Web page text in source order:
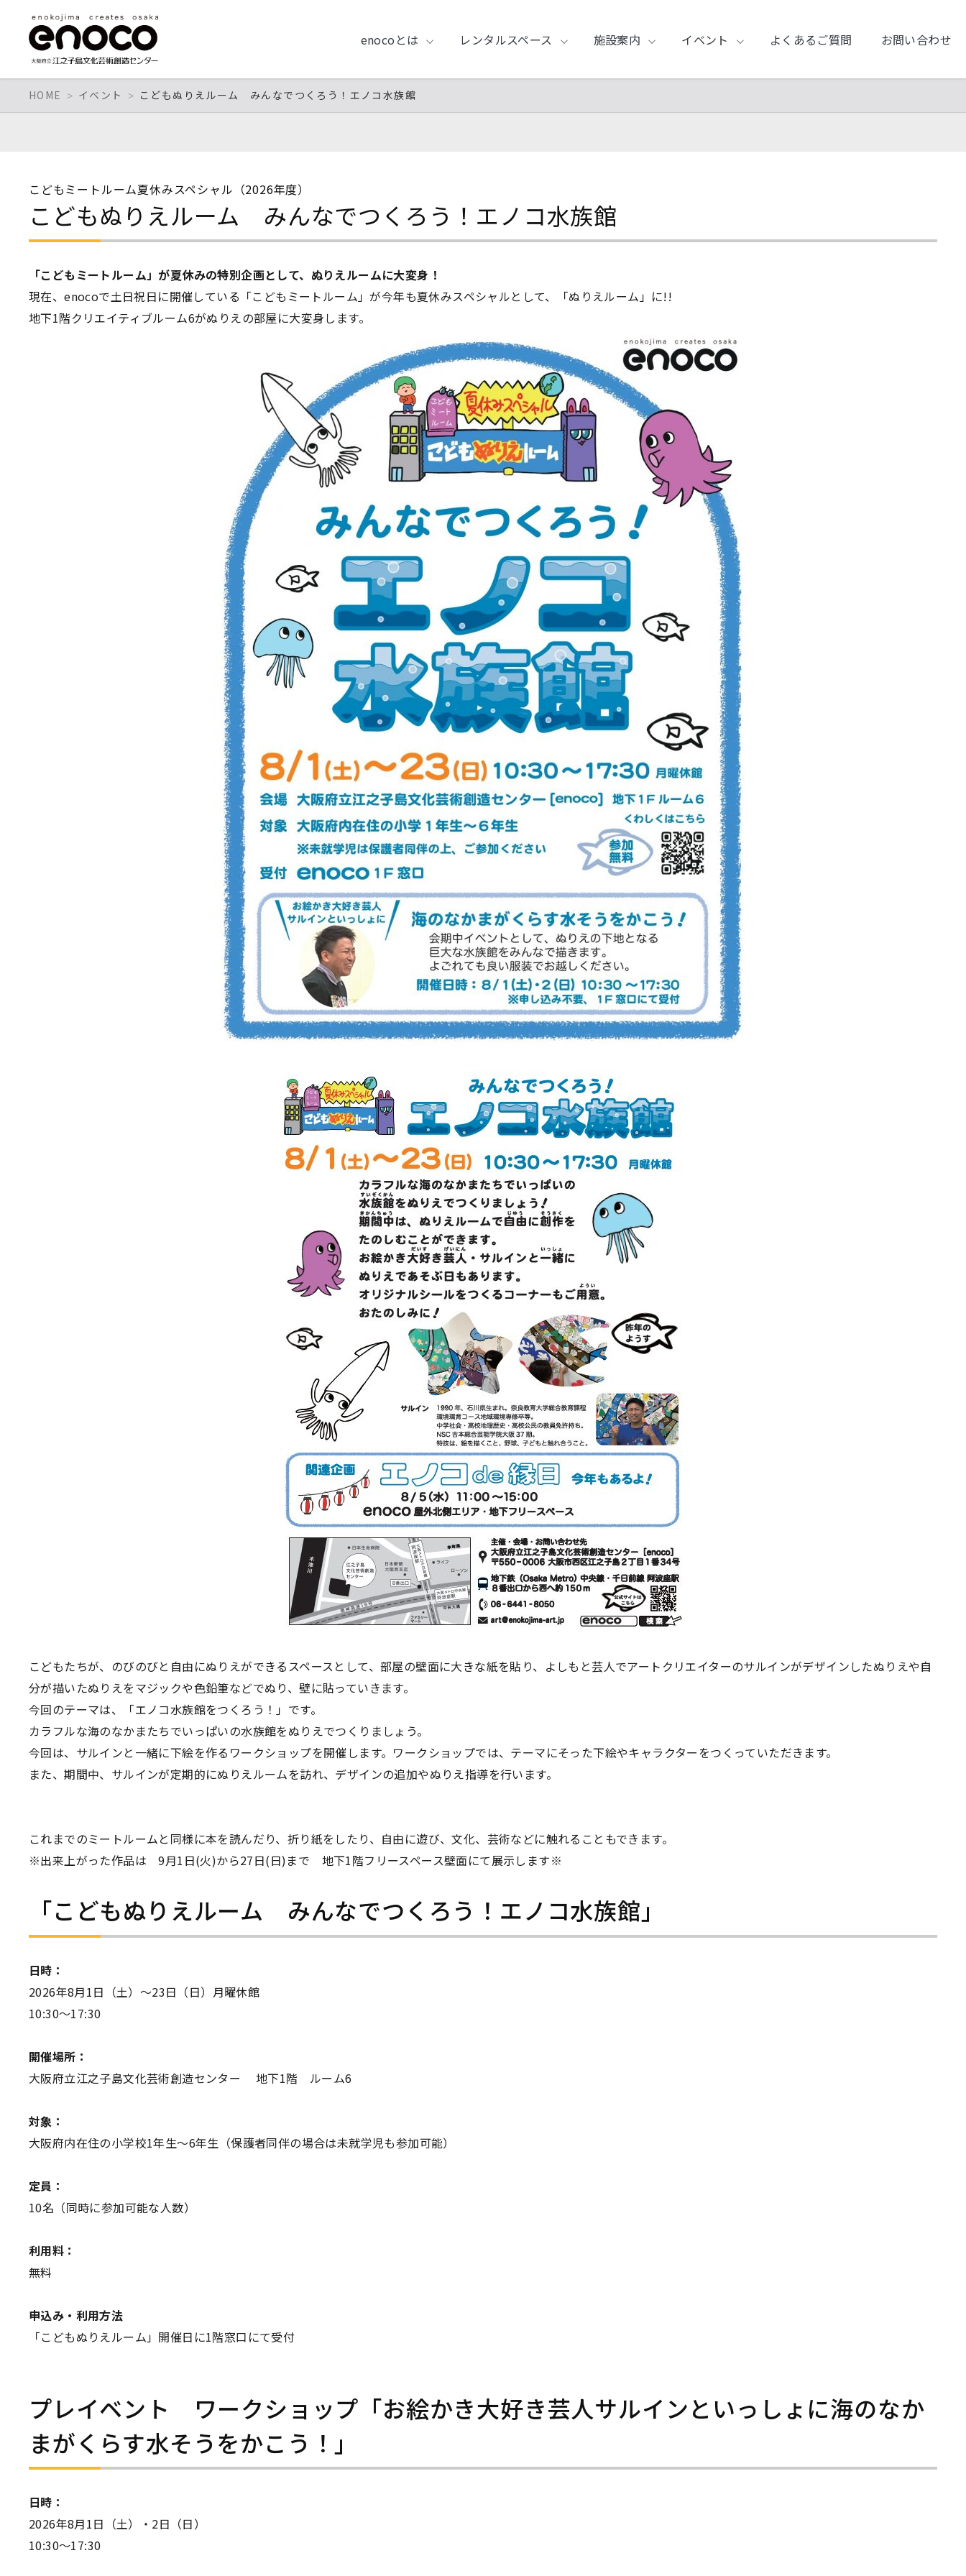
enocoとは レンタルスペース 施設案内 イベント よくあるご質問 お問い合わせ
HOME イベント こどもぬりえルーム みんなでつくろう！エノコ水族館
こどもミートルーム夏休みスペシャル（2026年度）
こどもぬりえルーム みんなでつくろう！エノコ水族館
「こどもミートルーム」が夏休みの特別企画として、ぬりえルームに大変身！
現在、enocoで土日祝日に開催している「こどもミートルーム」が今年も夏休みスペシャルとして、「ぬりえルーム」に!!
地下1階クリエイティブルーム6がぬりえの部屋に大変身します。
こどもたちが、のびのびと自由にぬりえができるスペースとして、部屋の壁面に大きな紙を貼り、よしもと芸人でアートクリエイターのサルインがデザインしたぬりえや自
分が描いたぬりえをマジックや色鉛筆などでぬり、壁に貼っていきます。
今回のテーマは、「エノコ水族館をつくろう！」です。
カラフルな海のなかまたちでいっぱいの水族館をぬりえでつくりましょう。
今回は、サルインと一緒に下絵を作るワークショップを開催します。ワークショップでは、テーマにそった下絵やキャラクターをつくっていただきます。
また、期間中、サルインが定期的にぬりえルームを訪れ、デザインの追加やぬりえ指導を行います。
これまでのミートルームと同様に本を読んだり、折り紙をしたり、自由に遊び、文化、芸術などに触れることもできます。
※出来上がった作品は 9月1日(火)から27日(日)まで 地下1階フリースペース壁面にて展示します※
「こどもぬりえルーム みんなでつくろう！エノコ水族館」
日時：
2026年8月1日（土）～23日（日）月曜休館
10:30～17:30
開催場所：
大阪府立江之子島文化芸術創造センター 地下1階 ルーム6
対象：
大阪府内在住の小学校1年生～6年生（保護者同伴の場合は未就学児も参加可能）
定員：
10名（同時に参加可能な人数）
利用料：
無料
申込み・利用方法
「こどもぬりえルーム」開催日に1階窓口にて受付
プレイベント ワークショップ「お絵かき大好き芸人サルインといっしょに海のなか
まがくらす水そうをかこう！」
日時：
2026年8月1日（土）・2日（日）
10:30～17:30